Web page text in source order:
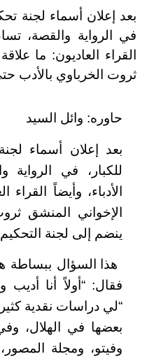
بعد إعلان أسماء لجنة
في الرواية والقصة،
القراء العاديون: ما
ثروت الخرباوي بالأدب
حاوره: وائل السيد
بعد إعلان أسماء
للكبار، في
الأدباء، وأيضاً القراء
الإخواني المنشق
ينضم إلى لجنة
هذا السؤال ببساطة
فقال: “أولاً أنا أديب
“لي دراسات نقدية
بعضها في الهلال،
وفيتو، ومجلة